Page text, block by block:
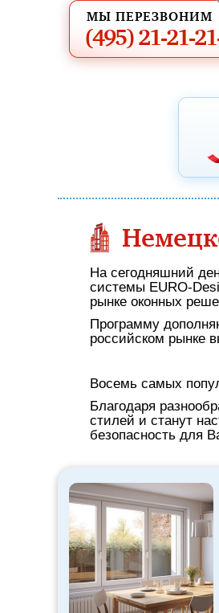
МЫ ПЕРЕЗВОНИМ
(495)21-21-
На сегодняшний
системы EURO-
рынке оконных
Программу
российском рынке
Восемь самых
Благодаря
стилей и станут
безопасность для